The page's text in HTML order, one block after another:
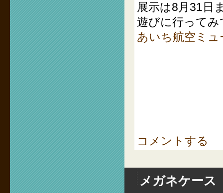
展示は8月31日
遊びに行って
あいち航空ミ
コメントする
メガネケース